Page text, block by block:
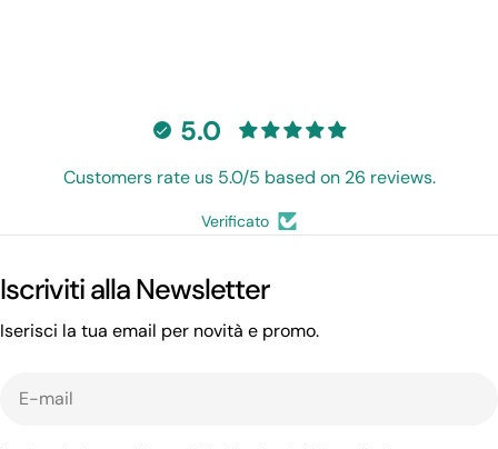
5.0
Customers rate us 5.0/5 based on 26 reviews.
Verificato
Iscriviti alla Newsletter
Iserisci la tua email per novità e promo.